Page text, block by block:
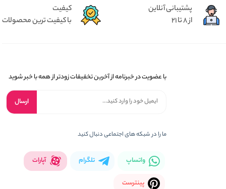
پشتیبانی آنلاین
از 8 تا 21
کیفیت
با کیفیت ترین محصولات
با عضویت در خبرنامه از آخرین تخفیفات زودتر از همه با خبر شوید
ارسال
ما را در شبکه های اجتماعی دنبال کنید
واتساپ تلگرام آپارات
پینترست